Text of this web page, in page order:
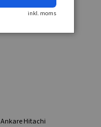
Ankare Hitachi
inkl. moms